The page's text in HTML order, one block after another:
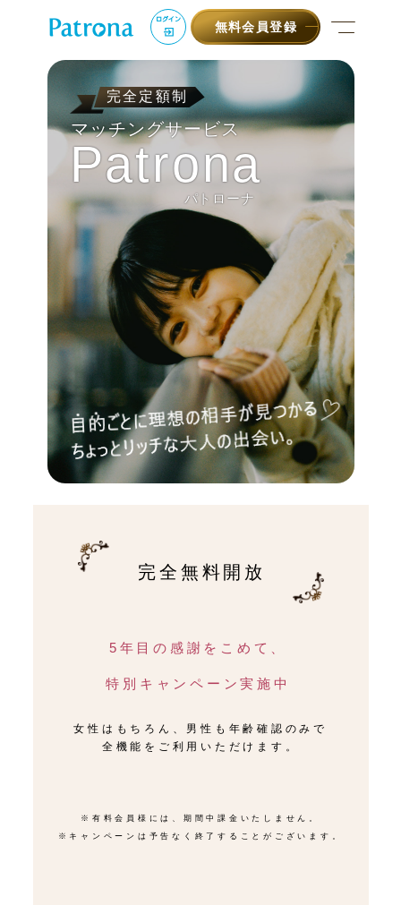
完全無料開放
5年目の感謝をこめて、
特別キャンペーン実施中
女性はもちろん、男性も年齢確認のみで
全機能をご利用いただけます。
※有料会員様には、期間中課金いたしません。
※キャンペーンは予告なく終了することがございます。
ログイン 無料会員登録
Patrona
パトローナ
マッチングサービス
完全定額制